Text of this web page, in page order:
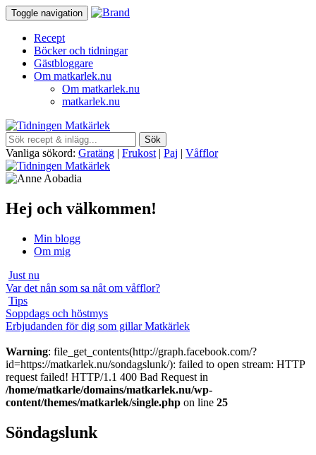
Toggle navigation
Recept
Böcker och tidningar
Gästbloggare
Om matkarlek.nu
Om matkarlek.nu
matkarlek.nu
Vanliga sökord: Gratäng | Frukost | Paj | Våfflor
Hej och välkommen!
Min blogg
Om mig
Just nu
Var det nån som sa nåt om våfflor?
Tips
Soppdags och höstmys
Erbjudanden för dig som gillar Matkärlek
Warning: file_get_contents(http://graph.facebook.com/?
id=https://matkarlek.nu/sondagslunk/): failed to open stream: HTTP
request failed! HTTP/1.1 400 Bad Request in
/home/matkarle/domains/matkarlek.nu/wp-
content/themes/matkarlek/single.php on line 25
Söndagslunk